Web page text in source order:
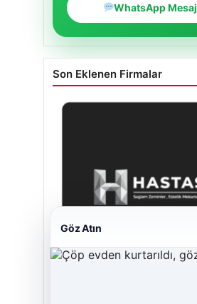
WhatsApp Mesaj
Son Eklenen Firmalar
Göz Atın